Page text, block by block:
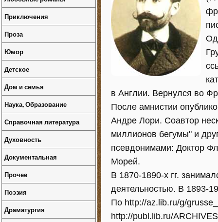
в Англии. Вернулся во
После амнистии
Андре Лори. Соавтор
миллионов бегумы" и
псевдонимами: Доктор
Морей.
В 1870-1890-х гг.
деятельностью. В 1893-
По http://az.lib.ru/g/
http://publ.lib.ru/
Приключения
Проза
Юмор
Детское
Дом и семья
Наука, Образование
Справочная литература
Духовность
Документальная
Прочее
Поэзия
Драматургия